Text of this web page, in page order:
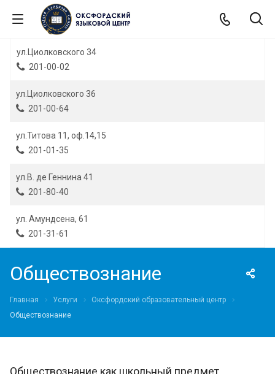
ул.Циолковского 34
201-00-02
ул.Циолковского 36
201-00-64
ул.Титова 11, оф.14,15
201-01-35
ул.В. де Геннина 41
201-80-40
ул. Амундсена, 61
201-31-61
Обществознание
Главная Услуги
Оксфордский образовательный центр
Обществознание
Обществознание как школьный предмет